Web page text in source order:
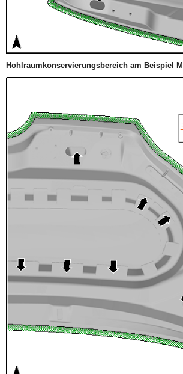
Hohlraumkonservierungsbereich am Beispiel